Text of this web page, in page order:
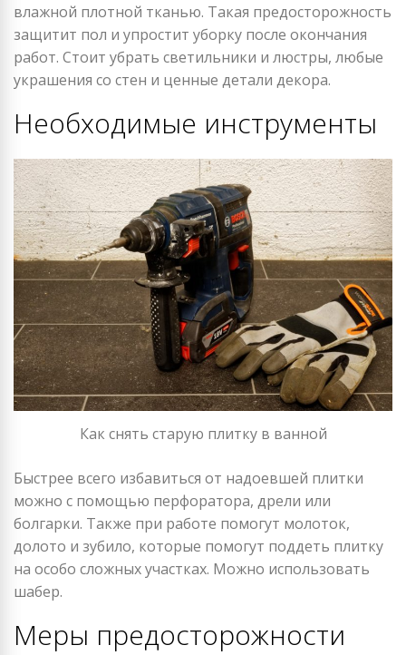
влажной плотной тканью. Такая предосторожность
защитит пол и упростит уборку после окончания
работ. Стоит убрать светильники и люстры, любые
украшения со стен и ценные детали декора.
Необходимые инструменты
Как снять старую плитку в ванной
Быстрее всего избавиться от надоевшей плитки
можно с помощью перфоратора, дрели или
болгарки. Также при работе помогут молоток,
долото и зубило, которые помогут поддеть плитку
на особо сложных участках. Можно использовать
шабер.
Меры предосторожности